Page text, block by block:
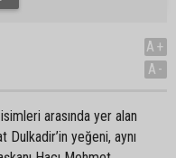
A+
A-
arasında yer alan
yeğeni, aynı